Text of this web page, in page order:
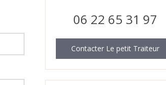
06 22 65 31 97
Contacter Le petit Traiteur